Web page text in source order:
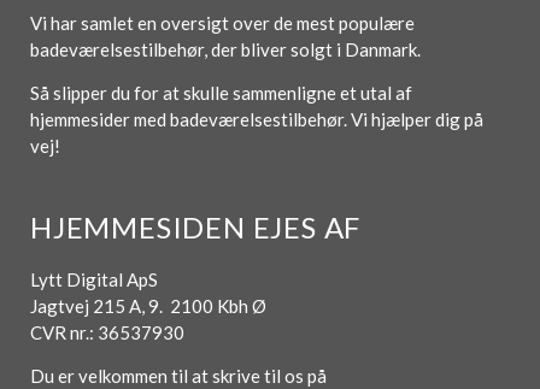
Vi har samlet en oversigt over de mest populære
badeværelsestilbehør, der bliver solgt i Danmark.
Så slipper du for at skulle sammenligne et utal af
hjemmesider med badeværelsestilbehør. Vi hjælper dig på
vej!
HJEMMESIDEN EJES AF
Lytt Digital ApS
Jagtvej 215 A, 9. 2100 Kbh Ø
CVR nr.: 36537930
Du er velkommen til at skrive til os på